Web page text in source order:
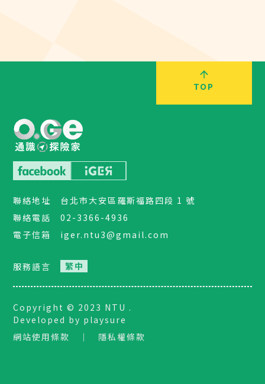
TOP
聯絡地址
台北市大安區羅斯福路四段 1 號
聯絡電話
02-3366-4936
電子信箱
iger.ntu3@gmail.com
服務語言
Copyright © 2023 NTU .
Developed by playsure
網站使用條款
｜ 隱私權條款